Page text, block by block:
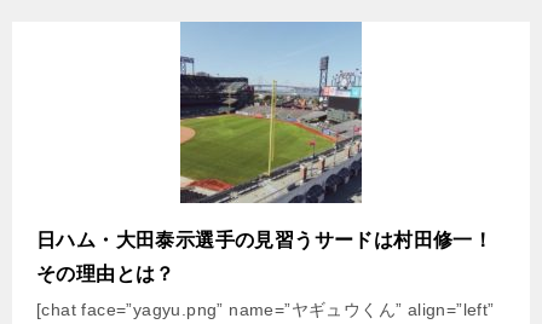
日ハム・大田泰示選手の見習うサードは村田修一！
その理由とは？
[chat face=”yagyu.png” name=”ヤギュウくん” align=”left”